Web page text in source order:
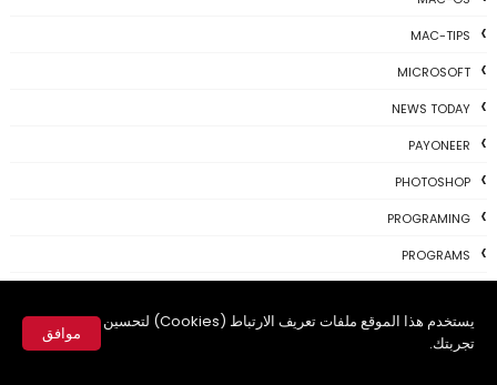
يستخدم هذا الموقع ملفات تعريف الارتباط (Cookies) لتحسين
تجربتك.
موافق
MAC-TIPS
MICROSOFT
NEWS TODAY
PAYONEER
PHOTOSHOP
PROGRAMING
PROGRAMS
SKYPE